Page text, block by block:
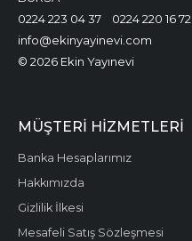
0224 223 04 37
0224 220 16 72
info@ekinyayinevi.com
© 2026 Ekin Yayınevi
MÜŞTERI HIZMETLERI
Banka Hesaplarımız
Hakkımızda
Gizlilik İlkesi
Mesafeli Satış Sözleşmesi